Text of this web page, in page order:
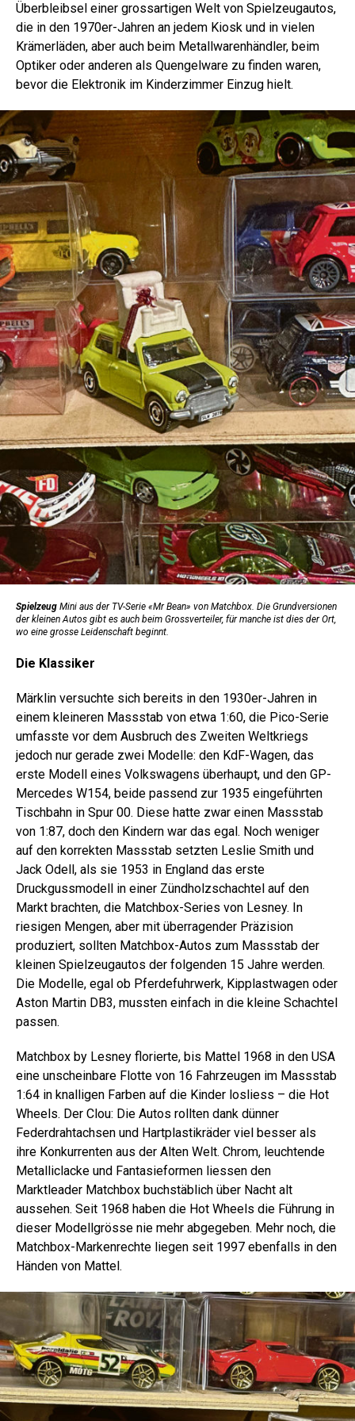
Überbleibsel einer grossartigen Welt von Spielzeugautos,
die in den 1970er-Jahren an jedem Kiosk und in vielen
Krämerläden, aber auch beim Metallwarenhändler, beim
Optiker oder anderen als Quengelware zu finden waren,
bevor die Elektronik im Kinderzimmer Einzug hielt.
Spielzeug Mini aus der TV-Serie «Mr Bean» von Matchbox. Die Grundversionen
der kleinen Autos gibt es auch beim Grossverteiler, für manche ist dies der Ort,
wo eine grosse Leidenschaft beginnt.
Die Klassiker
Märklin versuchte sich bereits in den 1930er-Jahren in
einem kleineren Massstab von etwa 1:60, die Pico-Serie
umfasste vor dem Ausbruch des Zweiten Weltkriegs
jedoch nur gerade zwei Modelle: den KdF-Wagen, das
erste Modell eines Volkswagens überhaupt, und den GP-
Mercedes W154, beide passend zur 1935 eingeführten
Tischbahn in Spur 00. Diese hatte zwar einen Massstab
von 1:87, doch den Kindern war das egal. Noch weniger
auf den korrekten Massstab setzten Leslie Smith und
Jack Odell, als sie 1953 in England das erste
Druckgussmodell in einer Zündholzschachtel auf den
Markt brachten, die Matchbox-Series von Lesney. In
riesigen Mengen, aber mit überragender Präzision
produziert, sollten Matchbox-Autos zum Massstab der
kleinen Spielzeugautos der folgenden 15 Jahre werden.
Die Modelle, egal ob Pferdefuhrwerk, Kipplastwagen oder
Aston Martin DB3, mussten einfach in die kleine Schachtel
passen.
Matchbox by Lesney florierte, bis Mattel 1968 in den USA
eine unscheinbare Flotte von 16 Fahrzeugen im Massstab
1:64 in knalligen Farben auf die Kinder losliess – die Hot
Wheels. Der Clou: Die Autos rollten dank dünner
Federdrahtachsen und Hartplastikräder viel besser als
ihre Konkurrenten aus der Alten Welt. Chrom, leuchtende
Metalliclacke und Fantasieformen liessen den
Marktleader Matchbox buchstäblich über Nacht alt
aussehen. Seit 1968 haben die Hot Wheels die Führung in
dieser Modellgrösse nie mehr abgegeben. Mehr noch, die
Matchbox-Markenrechte liegen seit 1997 ebenfalls in den
Händen von Mattel.